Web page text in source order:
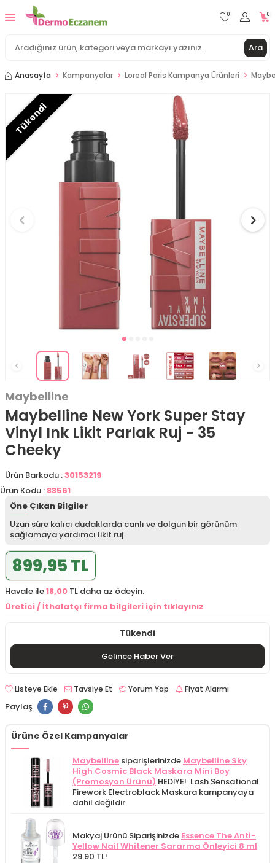
Ara
0 0
Anasayfa Kampanyalar Loreal Paris Kampanya Ürünleri
Tükendi
Maybelline
Maybelline New York Super Stay
Vinyl Ink Likit Parlak Ruj - 35
Cheeky
Ürün Barkodu :30153219
Ürün Kodu : 83561
Öne Çıkan Bilgiler
Uzun süre kalıcı dudaklarda canlı ve dolgun bir görünüm
sağlamaya yardımcı likit ruj
899,95 TL
Havale ile18,00 TL daha az ödeyin.
Üretici / İthalatçı firma bilgileri için tıklayınız
Tükendi
Gelince Haber Ver
Listeye Ekle Tavsiye Et Yorum Yap Fiyat Alarmı
Paylaş
Ürüne Özel Kampanyalar
Maybelline siparişlerinizde Maybelline Sky
High Cosmic Black Maskara Mini Boy
(Promosyon Ürünü) HEDİYE! Lash Sensational
Firework Electroblack Maskara kampanyaya
dahil değildir.
Makyaj Ürünü Siparişinizde Essence The Anti-
Yellow Nail Whitener Sararma Önleyici 8 ml
29.90 TL!